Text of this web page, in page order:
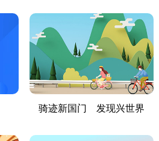
骑迹新国门 发现兴世界